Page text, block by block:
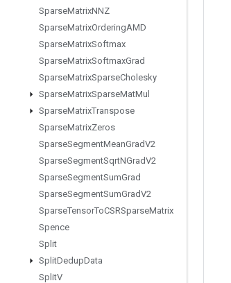
SparseMatrixNNZ
SparseMatrixOrderingAMD
SparseMatrixSoftmax
SparseMatrixSoftmaxGrad
SparseMatrixSparseCholesky
SparseMatrixSparseMatMul
SparseMatrixTranspose
SparseMatrixZeros
SparseSegmentMeanGradV2
SparseSegmentSqrtNGradV2
SparseSegmentSumGrad
SparseSegmentSumGradV2
SparseTensorToCSRSparseMatrix
Spence
Split
SplitDedupData
SplitV